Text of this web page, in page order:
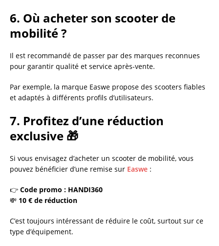
6. Où acheter son scooter de
mobilité ?
Il est recommandé de passer par des marques reconnues
pour garantir qualité et service après-vente.
Par exemple, la marque Easwe propose des scooters fiables
et adaptés à différents profils d’utilisateurs.
7. Profitez d’une réduction
exclusive 🎁
Si vous envisagez d’acheter un scooter de mobilité, vous
pouvez bénéficier d’une remise sur Easwe :
👉 Code promo : HANDI360
💸 10 € de réduction
C’est toujours intéressant de réduire le coût, surtout sur ce
type d’équipement.